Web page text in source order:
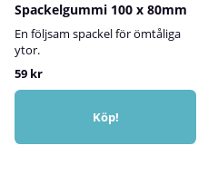
Spackelgummi 100 x 80mm
En följsam spackel för ömtåliga
ytor.
59 kr
Köp!